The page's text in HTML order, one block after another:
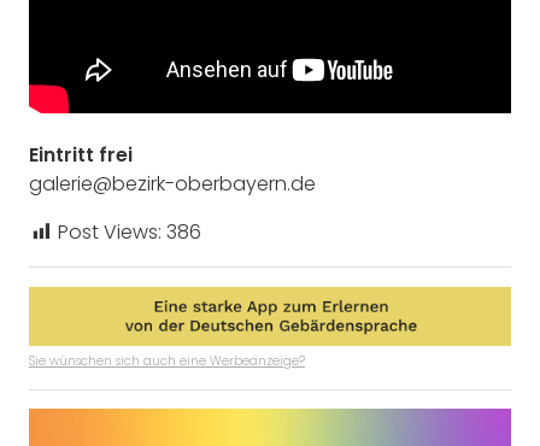
Eintritt frei
galerie@bezirk-oberbayern.de
Post Views: 386
Sie wünschen sich auch eine Werbeanzeige?